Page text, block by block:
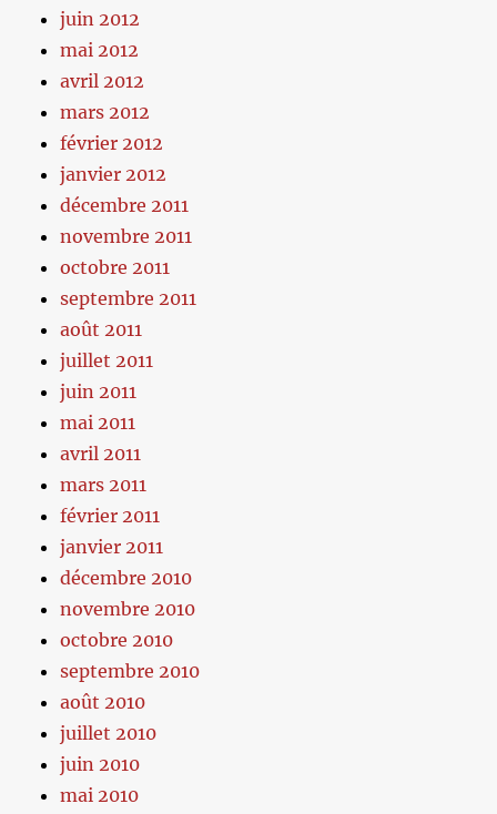
juin 2012
mai 2012
avril 2012
mars 2012
février 2012
janvier 2012
décembre 2011
novembre 2011
octobre 2011
septembre 2011
août 2011
juillet 2011
juin 2011
mai 2011
avril 2011
mars 2011
février 2011
janvier 2011
décembre 2010
novembre 2010
octobre 2010
septembre 2010
août 2010
juillet 2010
juin 2010
mai 2010